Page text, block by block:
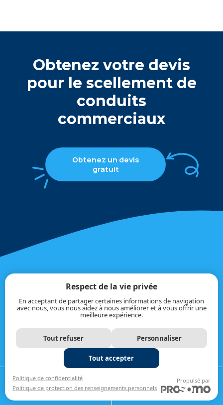
Obtenez votre devis
pour le scellement de
conduits
commerciaux
Obtenez un devis
gratuit
SÉCURITAIRE &
DURABLE
COÛT &
TARIFICATION
TRANSPARENTE
PRODUITS
SUPÉRIEURS
FINANCEMENT
APPELER
581-200-0905
OBTENIR UNE
ESTIMATION
Respect de la vie privée
En acceptant de partager certaines informations de navigation
avec nous, vous nous aidez à nous améliorer et à vous offrir une
meilleure expérience.
Tout refuser Personnaliser
Tout accepter
Politique de confidentialité
Politique de protection des renseignements personnels
Propulsé par